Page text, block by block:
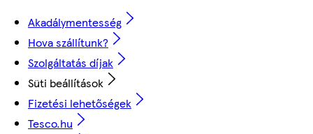
Akadálymentesség
Hova szállítunk?
Szolgáltatás díjak
Süti beállítások
Fizetési lehetőségek
Tesco.hu